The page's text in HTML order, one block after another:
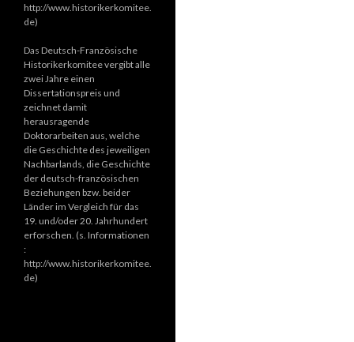
http://www.historikerkomitee.
de)
Das Deutsch-Französische
Historikerkomitee vergibt alle
zwei Jahre einen
Dissertationspreis und
zeichnet damit
herausragende
Doktorarbeiten aus, welche
die Geschichte des jeweiligen
Nachbarlands, die Geschichte
der deutsch-französischen
Beziehungen bzw. beider
Länder im Vergleich für das
19. und/oder 20. Jahrhundert
erforschen. (s. Informationen
:
http://www.historikerkomitee.
de)